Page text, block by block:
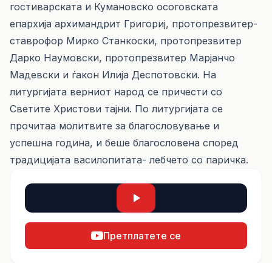
гостиварската и Кумановско осоговската
епархија архимандрит Григориј, протопрезвитер-
ставрофор Мирко Станкоски, протопрезвитер
Дарко Наумовски, протопрезвитер Марјанчо
Мадевски и ѓакон Илија Деспотовски. На
литургијата верниот народ се причести со
Светите Христови тајни. По литургијата се
прочитаа молитвите за благословување и
успешна година, и беше благословена според
традицијата василопитата- лебчето со паричка.
Претплатете се